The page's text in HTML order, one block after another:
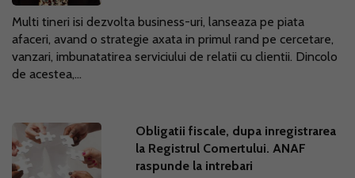
Multi tineri isi dezvolta business-uri, lanseaza pe piata
afaceri, avand o strategie axata in primul rand pe cercetare,
vanzari, imbunatatirea serviciului de relatii cu clientii. Dincolo
de acestea,...
Obligatii fiscale, dupa inregistrarea
la Registrul Comertului. ANAF
raspunde la intrebari